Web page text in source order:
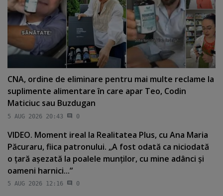
CNA, ordine de eliminare pentru mai multe reclame la
suplimente alimentare în care apar Teo, Codin
Maticiuc sau Buzdugan
5 AUG 2026 20:43 0
VIDEO. Moment ireal la Realitatea Plus, cu Ana Maria
Păcuraru, fiica patronului. „A fost odată ca niciodată
o ţară aşezată la poalele munţilor, cu mine adânci şi
oameni harnici...”
5 AUG 2026 12:16 0